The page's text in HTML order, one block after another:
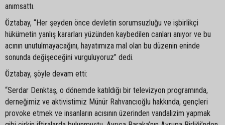
anımsattı.
Öztabay, “Her şeyden önce devletin sorumsuzluğu ve işbirlikçi
hükümetin yanlış kararları yüzünden kaybedilen canları anıyor ve bu
acının unutulmayacağını, hayatımıza mal olan bu düzenin eninde
sonunda değişeceğini vurguluyoruz” dedi.
Öztabay, şöyle devam etti:
“Serdar Denktaş, o dönemde katıldığı bir televizyon programında,
derneğimiz ve aktivistimiz Münür Rahvancıoğlu hakkında, gençleri
provoke etmek ve insanların acısının üzerinden vandalizim yapmak